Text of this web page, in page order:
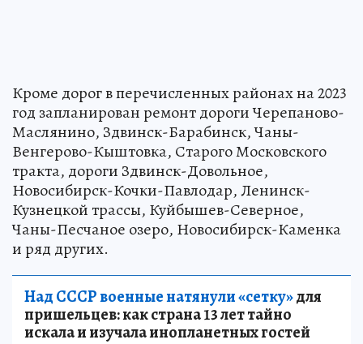
Кроме дорог в перечисленных районах на 2023
год запланирован ремонт дороги Черепаново-
Маслянино, Здвинск-Барабинск, Чаны-
Венгерово-Кыштовка, Старого Московского
тракта, дороги Здвинск-Довольное,
Новосибирск-Кочки-Павлодар, Ленинск-
Кузнецкой трассы, Куйбышев-Северное,
Чаны-Песчаное озеро, Новосибирск-Каменка
и ряд других.
Над СССР военные натянули «сетку»для
пришельцев: как страна 13 лет тайно
искала и изучала инопланетных гостей